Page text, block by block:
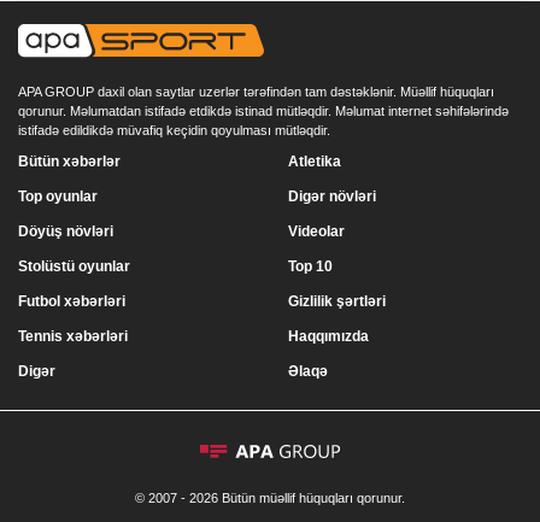
APA GROUP daxil olan saytlar uzerlər tərəfindən tam dəstəklənir. Müəllif hüquqları
qorunur. Məlumatdan istifadə etdikdə istinad mütləqdir. Məlumat internet səhifələrində
istifadə edildikdə müvafiq keçidin qoyulması mütləqdir.
Bütün xəbərlər
Top oyunlar
Döyüş növləri
Stolüstü oyunlar
Atletika
Digər növləri
Videolar
Top 10
Futbol xəbərləri
Tennis xəbərləri
Digər
Gizlilik şərtləri
Haqqımızda
Əlaqə
© 2007 - 2026 Bütün müəllif hüquqları qorunur.